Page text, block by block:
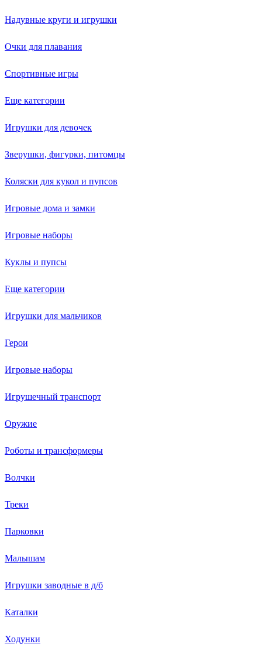
Надувные круги и игрушки
Очки для плавания
Спортивные игры
Еще категории
Игрушки для девочек
Зверушки, фигурки, питомцы
Коляски для кукол и пупсов
Игровые дома и замки
Игровые наборы
Куклы и пупсы
Еще категории
Игрушки для мальчиков
Герои
Игровые наборы
Игрушечный транспорт
Оружие
Роботы и трансформеры
Волчки
Треки
Парковки
Малышам
Игрушки заводные в д/б
Каталки
Ходунки